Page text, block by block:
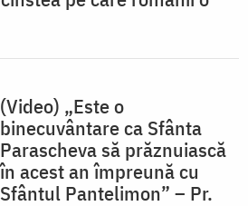
(Video) „Este o
binecuvântare ca Sfânta
Parascheva să prăznuiască
în acest an împreună cu
Sfântul Pantelimon” – Pr.